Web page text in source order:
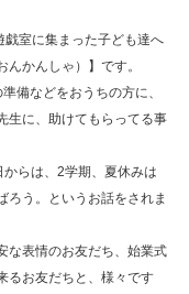
室に集まった子ども達へ
かんしゃ）】です。
備などをおうちの方に、
生に、助けてもらってる事
らは、2学期、夏休みは
ろう。というお話をされま
な表情のお友だち、始業式
るお友だちと、様々です